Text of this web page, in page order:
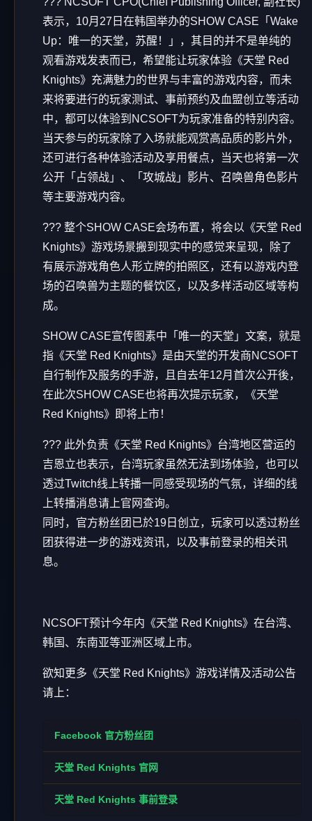
表示，10月27日在韩国举办的SHOW CASE「Wake
Up：唯一的天堂，苏醒！」，其目的并不是单纯的
观看游戏发表而已，希望能让玩家体验《天堂 Red
Knights》充满魅力的世界与丰富的游戏内容，而未
来将要进行的玩家测试、事前预约及血盟创立等活动
中，都可以体验到NCSOFT为玩家准备的特别内容。
当天参与的玩家除了入场就能观赏高品质的影片外，
还可进行各种体验活动及享用餐点，当天也将第一次
公开「占领战」、「攻城战」影片、召唤兽角色影片
等主要游戏内容。
??? 整个SHOW CASE会场布置，将会以《天堂 Red
Knights》游戏场景搬到现实中的感觉来呈现，除了
有展示游戏角色人形立牌的拍照区，还有以游戏内登
场的召唤兽为主题的餐饮区，以及多样活动区域等构
成。
SHOW CASE宣传图素中「唯一的天堂」文案，就是
指《天堂 Red Knights》是由天堂的开发商NCSOFT
自行制作及服务的手游，且自去年12月首次公开後，
在此次SHOW CASE也将再次提示玩家，《天堂
Red Knights》即将上市！
??? 此外负责《天堂 Red Knights》台湾地区营运的
吉恩立也表示，台湾玩家虽然无法到场体验，也可以
透过Twitch线上转播一同感受现场的气氛，详细的线
上转播消息请上官网查询。
同时，官方粉丝团已於19日创立，玩家可以透过粉丝
团获得进一步的游戏资讯，以及事前登录的相关讯
息。
NCSOFT预计今年内《天堂 Red Knights》在台湾、
韩国、东南亚等亚洲区域上市。
欲知更多《天堂 Red Knights》游戏详情及活动公告
请上：
Facebook 官方粉丝团
天堂 Red Knights 官网
天堂 Red Knights 事前登录